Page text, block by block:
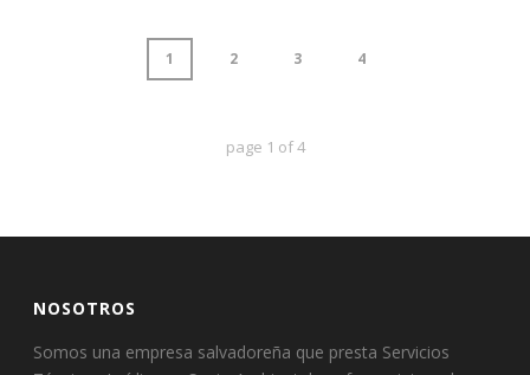
1 2 3 4
page 1 of4
NOSOTROS
Somos una empresa salvadoreña que presta Servicios